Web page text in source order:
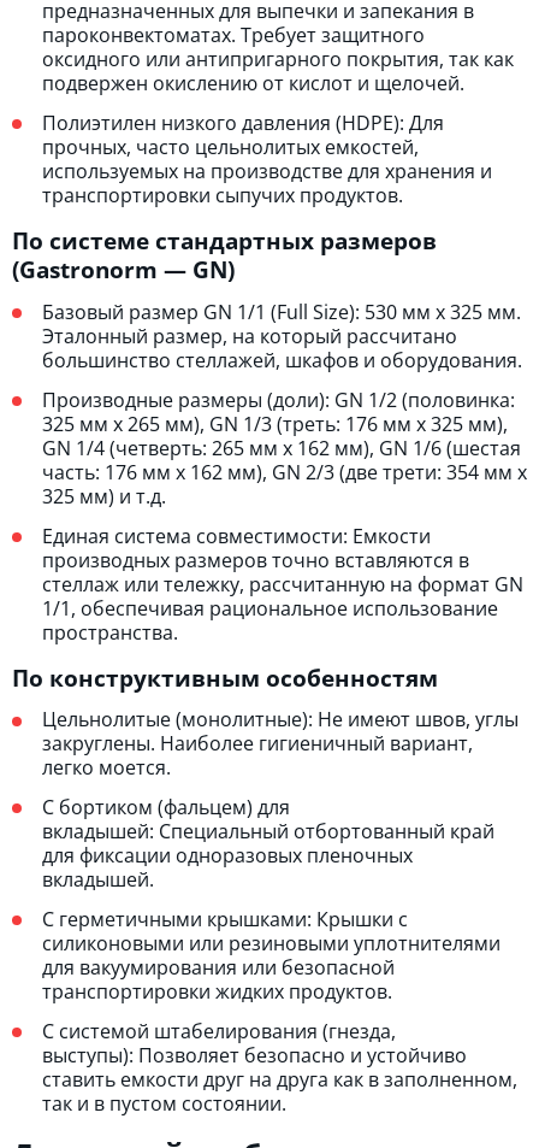
предназначенных для выпечки и запекания в
пароконвектоматах. Требует защитного
оксидного или антипригарного покрытия, так как
подвержен окислению от кислот и щелочей.
Полиэтилен низкого давления (HDPE): Для
прочных, часто цельнолитых емкостей,
используемых на производстве для хранения и
транспортировки сыпучих продуктов.
По системе стандартных размеров
(Gastronorm — GN)
Базовый размер GN 1/1 (Full Size): 530 мм x 325 мм.
Эталонный размер, на который рассчитано
большинство стеллажей, шкафов и оборудования.
Производные размеры (доли): GN 1/2 (половинка:
325 мм x 265 мм), GN 1/3 (треть: 176 мм x 325 мм),
GN 1/4 (четверть: 265 мм x 162 мм), GN 1/6 (шестая
часть: 176 мм x 162 мм), GN 2/3 (две трети: 354 мм x
325 мм) и т.д.
Единая система совместимости: Емкости
производных размеров точно вставляются в
стеллаж или тележку, рассчитанную на формат GN
1/1, обеспечивая рациональное использование
пространства.
По конструктивным особенностям
Цельнолитые (монолитные): Не имеют швов, углы
закруглены. Наиболее гигиеничный вариант,
легко моется.
С бортиком (фальцем) для
вкладышей: Специальный отбортованный край
для фиксации одноразовых пленочных
вкладышей.
С герметичными крышками: Крышки с
силиконовыми или резиновыми уплотнителями
для вакуумирования или безопасной
транспортировки жидких продуктов.
С системой штабелирования (гнезда,
выступы): Позволяет безопасно и устойчиво
ставить емкости друг на друга как в заполненном,
так и в пустом состоянии.